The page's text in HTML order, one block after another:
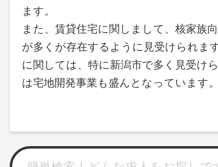
ます。
また、賃貸住宅に関しまして、核家族
が多くが存在するように見受けられま
に関しては、特に新潟市で多く見受け
は宅地開発事業も盛んとなっています